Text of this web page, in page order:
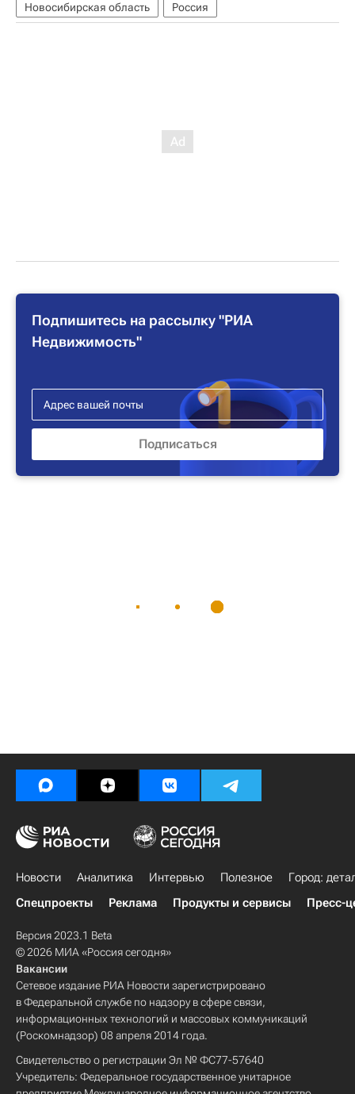
Новосибирская область Россия
Подпишитесь на рассылку "РИА
Недвижимость"
Новости Аналитика Интервью Полезное
Город:
Спецпроекты
Реклама Продукты и сервисы Пресс-
Версия 2023.1 Beta
© 2026 МИА «Россия сегодня»
Вакансии
Сетевое издание РИА Новости зарегистрировано
в Федеральной службе по надзору в сфере связи,
информационных технологий и массовых коммуникаций
(Роскомнадзор) 08 апреля 2014 года.
Свидетельство о регистрации Эл № ФС77-57640
Учредитель: Федеральное государственное унитарное